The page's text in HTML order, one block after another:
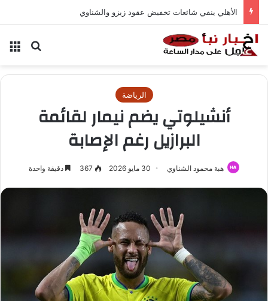
الأهلي ينفي شائعات تخفيض عقود زيزو والشناوي
بحث
الرياضة
أنشيلوتي يضم نيمار لقائمة
البرازيل رغم الإصابة
هبة محمود الشناوي 30 مايو 2026 367 دقيقة واحدة